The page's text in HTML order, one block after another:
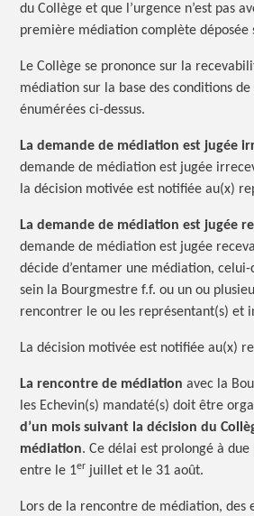
du Collège et que l’urgence n’est pas
première médiation complète déposée
Le Collège se prononce sur la
médiation sur la base des conditions
énumérées ci-dessus.
La demande de médiation est jugée
demande de médiation est jugée
la décision motivée est notifiée au(x)
La demande de médiation est jugée
demande de médiation est jugée
décide d’entamer une médiation,
sein la Bourgmestre f.f. ou un ou
rencontrer le ou les représentant(s) et
La décision motivée est notifiée au(x)
La rencontre de médiation avec la
les Echevin(s) mandaté(s) doit être
d’un mois suivant la décision du
médiation. Ce délai est prolongé à
entre le 1er juillet et le 31 août.
Lors de la rencontre de médiation, des